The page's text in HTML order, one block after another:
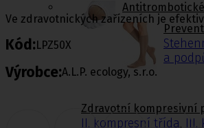
a
Zdravotní kompresivní
II. kompresní třída,
Ve zdravotnických zařízeních je
Kód:LPZ50X
Výrobce:A.L.P. ecology, s.r.o.